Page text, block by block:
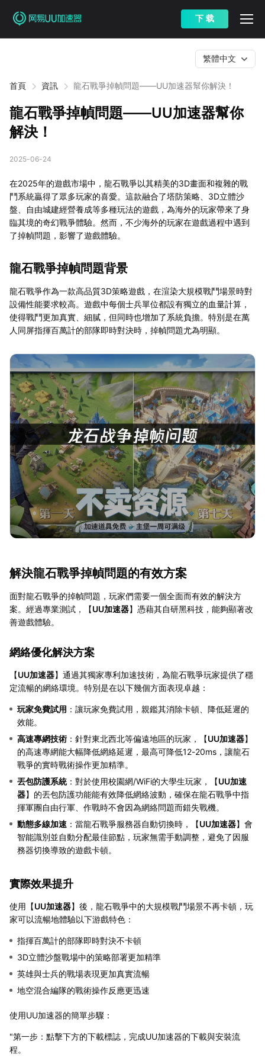
下 载
首頁 資訊 龍石戰爭掉幀問題——UU加速器幫你解決！
繁體中文
龍石戰爭掉幀問題——UU加速器幫你
解決！
2025-06-24
在2025年的遊戲市場中，龍石戰爭以其精美的3D畫面和複雜的戰
鬥系統贏得了眾多玩家的喜愛。這款融合了塔防策略、3D立體沙
盤、自由城建經營養成等多種玩法的遊戲，為海外的玩家帶來了身
臨其境的奇幻戰爭體驗。然而，不少海外的玩家在遊戲過程中遇到
了掉幀問題，影響了遊戲體驗。
龍石戰爭掉幀問題背景
龍石戰爭作為一款高品質3D策略遊戲，在渲染大規模戰鬥場景時對
設備性能要求較高。遊戲中每個士兵單位都設有獨立的血量計算，
使得戰鬥更加真實、細膩，但同時也增加了系統負擔。特別是在萬
人同屏指揮百萬計的部隊即時對決時，掉幀問題尤為明顯。
解決龍石戰爭掉幀問題的有效方案
面對龍石戰爭的掉幀問題，玩家們需要一個全面而有效的解決方
案。經過專業測試，【UU加速器】憑藉其自研黑科技，能夠顯著改
善遊戲體驗。
網絡優化解決方案
【UU加速器】通過其獨家專利加速技術，為龍石戰爭玩家提供了穩
定流暢的網絡環境。特別是在以下幾個方面表現卓越：
玩家免費試用 ：讓玩家免費試用，親鑑其消除卡頓、降低延遲的
效能。
高速專網技術 ：針對東北西北等偏遠地區的玩家，【UU加速器】
的高速專網能大幅降低網絡延遲，最高可降低12-20ms，讓龍石
戰爭的實時戰術操作更加精準。
丟包防護系統：對於使用校園網/WiFi的大學生玩家，【UU加速
器】的丟包防護功能能有效降低網絡波動，確保在龍石戰爭中指
揮軍團自由行軍、作戰時不會因為網絡問題而錯失戰機。
動態多線加速 ：當龍石戰爭服務器自動切換時，【UU加速器】會
智能識別並自動分配最佳節點，玩家無需手動調整，避免了因服
務器切換導致的遊戲卡頓。
實際效果提升
使用【UU加速器】後，龍石戰爭中的大規模戰鬥場景不再卡頓，玩
家可以流暢地體驗以下游戲特色：
指揮百萬計的部隊即時對決不卡頓
3D立體沙盤戰場中的策略部署更加精準
英雄與士兵的戰場表現更加真實流暢
地空混合編隊的戰術操作反應更迅速
使用UU加速器的簡單步驟：
"第一步：點擊下方的下載標誌，完成UU加速器的下載與安裝流
程。